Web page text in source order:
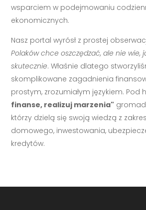
wsparciem w podejmowaniu
ekonomicznych.
Nasz portal wyrósł z prostej
Polaków chce oszczędzać, ale nie wie,
skutecznie. Właśnie dlatego
skomplikowane zagadnienia
prostym, zrozumiałym językiem. Pod
finanse, realizuj marzenia"
którzy dzielą się swoją wiedzą z
domowego, inwestowania,
kredytów.